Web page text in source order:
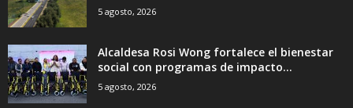
5 agosto, 2026
Alcaldesa Rosi Wong fortalece el bienestar
social con programas de impacto...
5 agosto, 2026